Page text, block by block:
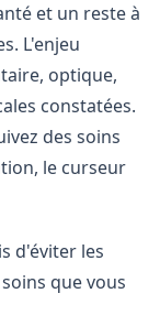
et un reste à
L'enjeu
optique,
constatées.
des soins
le curseur
d'éviter les
que vous